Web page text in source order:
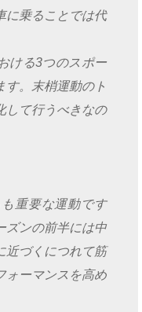
に乗ることでは代
ける3つのスポー
す。末梢運動のト
して行うべきなの
重要な運動です
ズンの前半には中
近づくにつれて筋
ォーマンスを高め